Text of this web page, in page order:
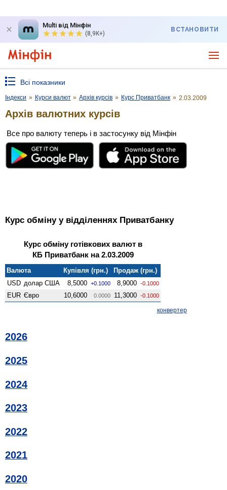
Multi від Мінфін
(8,9K+)
ВСТАНОВИТИ
Всі показники
Індекси » Курси валют » Архів курсів » Курс Приватбанк » 2.03.2009
Архів валютних курсів
Все про валюту теперь і в застосунку від Мінфін
Курс обміну у відділеннях Приватбанку
Курс обміну готівкових валют в
КБ Приватбанк на 2.03.2009
Валюта Купівля (грн.)
Продаж (грн.)
USD долар США 8,5000 +0.1000 8,9000 -0.1000
EUR Євро 10,6000 0.0000 11,3000 -0.1000
конвертер
2026
2025
2024
2023
2022
2021
2020